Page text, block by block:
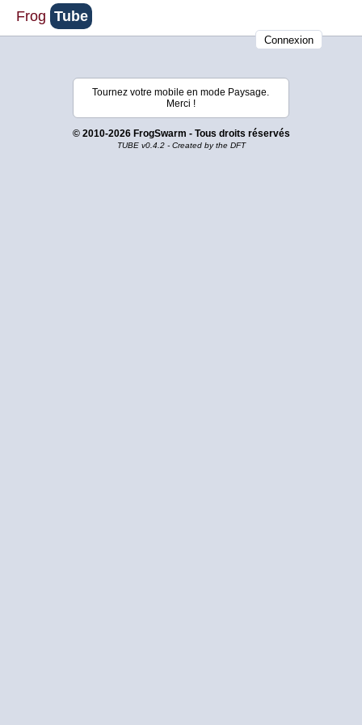
Frog Tube
Connexion
Tournez votre mobile en mode Paysage.
Merci !
© 2010-2026 FrogSwarm - Tous droits réservés
TUBE v0.4.2 - Created by the DFT